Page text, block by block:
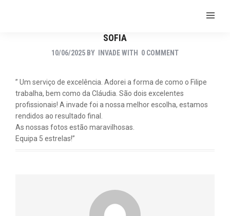
SOFIA
10/06/2025 BY INVADEWITH 0 COMMENT
” Um serviço de excelência. Adorei a forma de como o Filipe
trabalha, bem como da Cláudia. São dois excelentes
profissionais! A invade foi a nossa melhor escolha, estamos
rendidos ao resultado final.
As nossas fotos estão maravilhosas.
Equipa 5 estrelas!”